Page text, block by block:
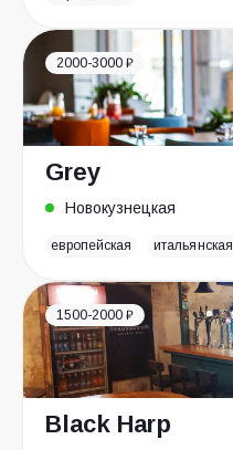
2000-3000 ₽
Grey
Новокузнецкая
европейская итальянская
1500-2000 ₽
Black Harp